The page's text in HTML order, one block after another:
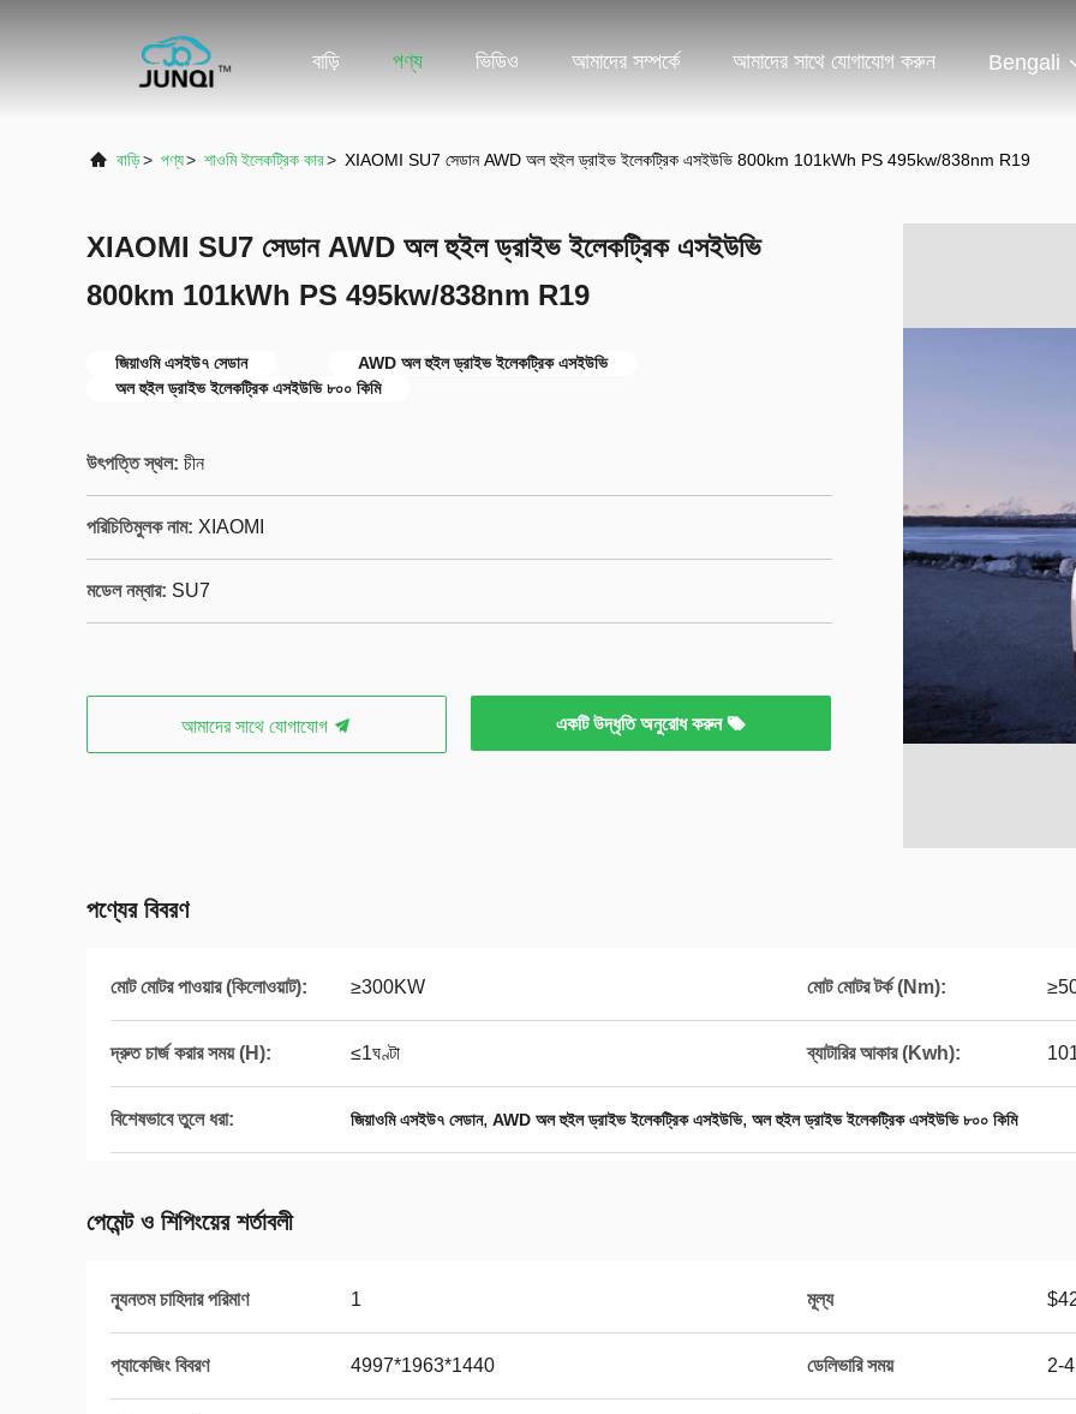
বাড়ি পণ্য ভিডিও আমাদের সম্পর্কে আমাদের সাথে যোগাযোগ করুন Bengali
বাড়ি> পণ্য> শাওমি ইলেকট্রিক কার> XIAOMI SU7 সেডান AWD অল হুইল ড্রাইভ ইলেকট্রিক এসইউভি 800km 101kWh PS 495kw/838nm R19
XIAOMI SU7 সেডান AWD অল হুইল ড্রাইভ ইলেকট্রিক এসইউভি
800km 101kWh PS 495kw/838nm R19
জিয়াওমি এসইউ৭ সেডান
AWD অল হুইল ড্রাইভ ইলেকট্রিক এসইউভি
অল হুইল ড্রাইভ ইলেকট্রিক এসইউভি ৮০০ কিমি
উৎপত্তি স্থল: চীন
পরিচিতিমুলক নাম: XIAOMI
মডেল নম্বার: SU7
আমাদের সাথে যোগাযোগ একটি উদ্ধৃতি অনুরোধ করুন
পণ্যের বিবরণ
মোট মোটর পাওয়ার (কিলোওয়াট): ≥300KW মোট মোটর টর্ক (Nm):
দ্রুত চার্জ করার সময় (H): ≤1ঘণ্টা ব্যাটারির আকার (Kwh):
বিশেষভাবে তুলে ধরা: জিয়াওমি এসইউ৭ সেডান, AWD অল হুইল ড্রাইভ ইলেকট্রিক এসইউভি, অল হুইল ড্রাইভ ইলেকট্রিক এসইউভি ৮০০ কিমি
পেমেন্ট ও শিপিংয়ের শর্তাবলী
ন্যূনতম চাহিদার পরিমাণ 1 মূল্য
প্যাকেজিং বিবরণ 4997*1963*1440 ডেলিভারি সময় 2-4